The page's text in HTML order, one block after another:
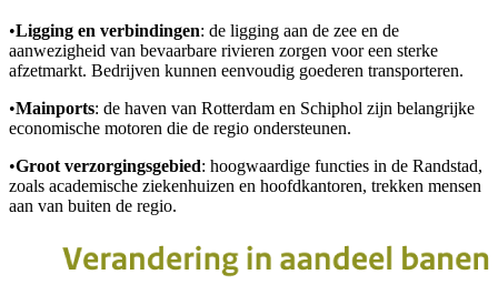
•Ligging en verbindingen: de ligging aan de zee en de
aanwezigheid van bevaarbare rivieren zorgen voor een sterke
afzetmarkt. Bedrijven kunnen eenvoudig goederen transporteren.
•Mainports: de haven van Rotterdam en Schiphol zijn belangrijke
economische motoren die de regio ondersteunen.
•Groot verzorgingsgebied: hoogwaardige functies in de Randstad,
zoals academische ziekenhuizen en hoofdkantoren, trekken mensen
aan van buiten de regio.